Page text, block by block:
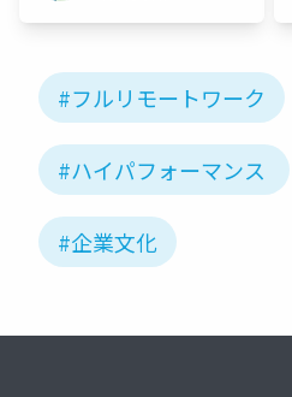
#フルリモートワーク
#ハイパフォーマンス
#企業文化